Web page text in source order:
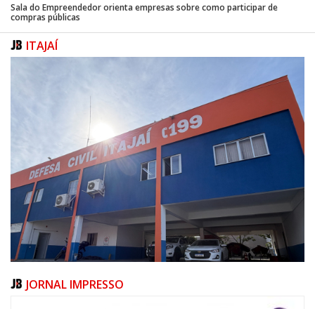
Sala do Empreendedor orienta empresas sobre como participar de
compras públicas
ITAJAÍ
JORNAL IMPRESSO